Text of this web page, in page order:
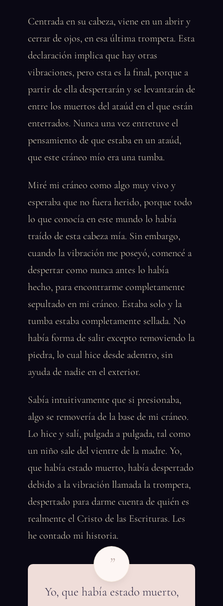
Centrada en su cabeza, viene en un abrir y
cerrar de ojos, en esa última trompeta. Esta
declaración implica que hay otras
vibraciones, pero esta es la final, porque a
partir de ella despertarán y se levantarán de
entre los muertos del ataúd en el que están
enterrados. Nunca una vez entretuve el
pensamiento de que estaba en un ataúd,
que este cráneo mío era una tumba.
Miré mi cráneo como algo muy vivo y
esperaba que no fuera herido, porque todo
lo que conocía en este mundo lo había
traído de esta cabeza mía. Sin embargo,
cuando la vibración me poseyó, comencé a
despertar como nunca antes lo había
hecho, para encontrarme completamente
sepultado en mi cráneo. Estaba solo y la
tumba estaba completamente sellada. No
había forma de salir excepto removiendo la
piedra, lo cual hice desde adentro, sin
ayuda de nadie en el exterior.
Sabía intuitivamente que si presionaba,
algo se removería de la base de mi cráneo.
Lo hice y salí, pulgada a pulgada, tal como
un niño sale del vientre de la madre. Yo,
que había estado muerto, había despertado
debido a la vibración llamada la trompeta,
despertado para darme cuenta de quién es
realmente el Cristo de las Escrituras. Les
he contado mi historia.
”
Yo, que había estado muerto,